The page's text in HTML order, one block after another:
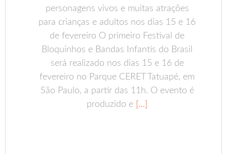
personagens vivos e muitas atrações
para crianças e adultos nos dias 15 e 16
de fevereiro O primeiro Festival de
Bloquinhos e Bandas Infantis do Brasil
será realizado nos dias 15 e 16 de
fevereiro no Parque CERET Tatuapé, em
São Paulo, a partir das 11h. O evento é
produzido e […]